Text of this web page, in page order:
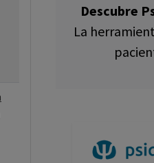
Descubre
La